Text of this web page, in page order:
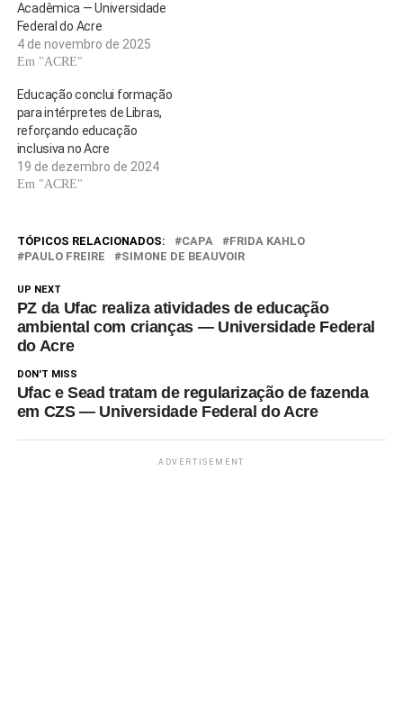
Acadêmica — Universidade
Federal do Acre
4 de novembro de 2025
Em "ACRE"
Educação conclui formação
para intérpretes de Libras,
reforçando educação
inclusiva no Acre
19 de dezembro de 2024
Em "ACRE"
TÓPICOS RELACIONADOS: CAPA
FRIDA KAHLO
PAULO FREIRE
SIMONE DE BEAUVOIR
UP NEXT
PZ da Ufac realiza atividades de educação
ambiental com crianças — Universidade Federal
do Acre
DON'T MISS
Ufac e Sead tratam de regularização de fazenda
em CZS — Universidade Federal do Acre
ADVERTISEMENT